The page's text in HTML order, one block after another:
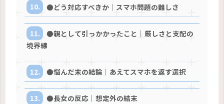
●どう対応すべきか｜スマホ問題の難しさ
●親として引っかかったこと｜厳しさと支配の
境界線
●悩んだ末の結論｜あえてスマホを返す選択
●長女の反応｜想定外の結末